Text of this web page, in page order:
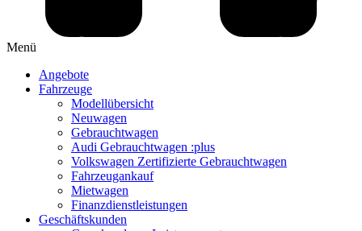
Menü
Angebote
Fahrzeuge
Modellübersicht
Neuwagen
Gebrauchtwagen
Audi Gebrauchtwagen :plus
Volkswagen Zertifizierte Gebrauchtwagen
Fahrzeugankauf
Mietwagen
Finanzdienstleistungen
Geschäftskunden